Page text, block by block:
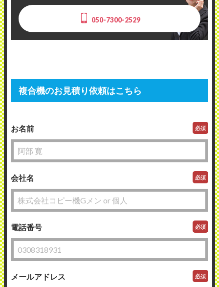
050-7300-2529
複合機のお見積り依頼はこちら
お名前 必須
会社名 必須
電話番号 必須
メールアドレス 必須